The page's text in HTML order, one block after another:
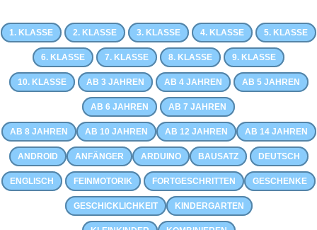
1. KLASSE 2. KLASSE 3. KLASSE 4. KLASSE 5. KLASSE
6. KLASSE 7. KLASSE 8. KLASSE 9. KLASSE
10. KLASSE AB 3 JAHREN AB 4 JAHREN AB 5 JAHREN
AB 6 JAHREN AB 7 JAHREN
AB 8 JAHREN AB 10 JAHREN AB 12 JAHREN AB 14 JAHREN
ANDROID ANFÄNGER ARDUINO BAUSATZ DEUTSCH
ENGLISCH FEINMOTORIK FORTGESCHRITTEN GESCHENKE
GESCHICKLICHKEIT KINDERGARTEN